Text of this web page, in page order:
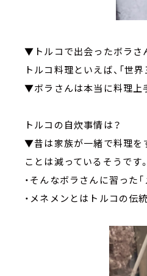
▼トルコで出会ったボラさ
トルコ料理といえば、「世
▼ボラさんは本当に料理上
トルコの自炊事情は？
▼昔は家族が一緒で料理を
ことは減っているそうです。
・そんなボラさんに習った
・メネメンとはトルコの伝